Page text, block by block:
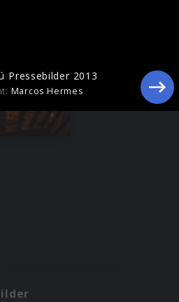
Pressebilder 2013
Marcos Hermes